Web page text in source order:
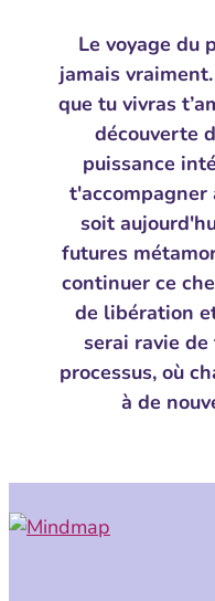
Le voyage du
jamais
que tu vivras
découverte
puissance
t'accompagner
soit
futures
continuer ce
de libération
serai ravie
processus, où
à de